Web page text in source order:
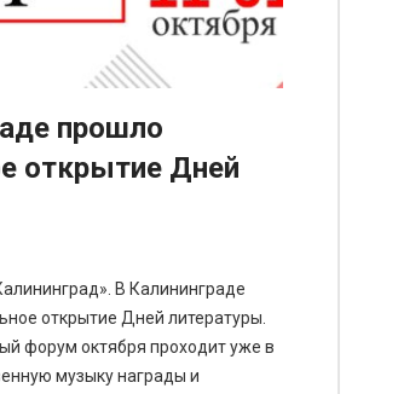
прошло
открытие Дней
В Калининграде
открытие Дней литературы.
форум октября проходит уже в
музыку награды и